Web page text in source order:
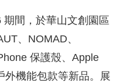
間，於華山文創園區
、NOMAD、
保護殼、Apple
外機能包款等新品。展